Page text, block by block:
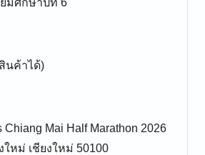
นค้าได้)
Chiang Mai Half Marathon 2026
ใหม่ เชียงใหม่ 50100